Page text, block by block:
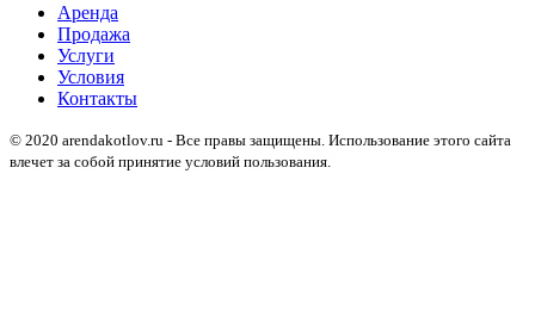
Аренда
Продажа
Услуги
Условия
Контакты
© 2020 arendakotlov.ru - Все правы защищены. Использование этого сайта
влечет за собой принятие условий пользования.